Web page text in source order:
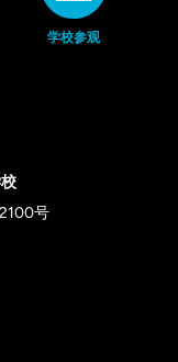
学校参观
号